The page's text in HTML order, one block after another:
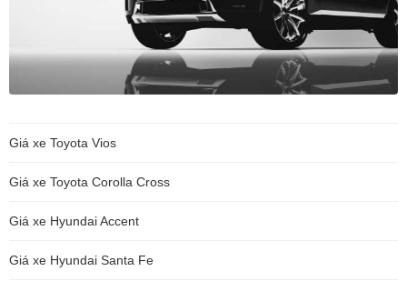
Giá xe Toyota Vios
Giá xe Toyota Corolla Cross
Giá xe Hyundai Accent
Giá xe Hyundai Santa Fe